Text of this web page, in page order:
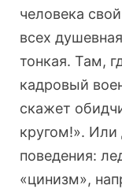
человека
всех
тонкая. Там,
кадровый
скажет
кругом!». Или
поведения:
«цинизм»,